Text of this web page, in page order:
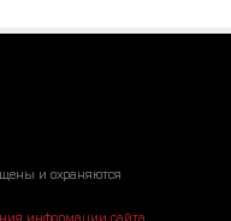
и охраняются